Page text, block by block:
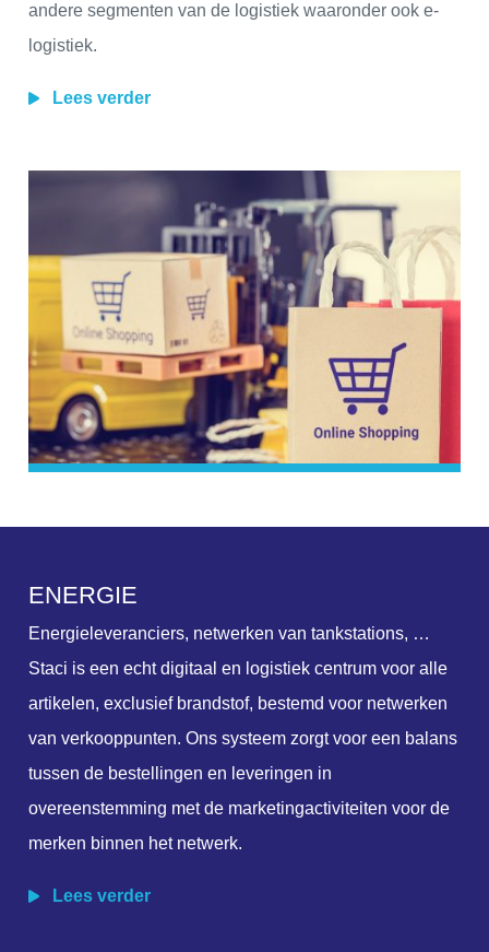
andere segmenten van de logistiek waaronder ook e-
logistiek.
Lees verder
ENERGIE
Energieleveranciers, netwerken van tankstations, …
Staci is een echt digitaal en logistiek centrum voor alle
artikelen, exclusief brandstof, bestemd voor netwerken
van verkooppunten. Ons systeem zorgt voor een balans
tussen de bestellingen en leveringen in
overeenstemming met de marketingactiviteiten voor de
merken binnen het netwerk.
Lees verder